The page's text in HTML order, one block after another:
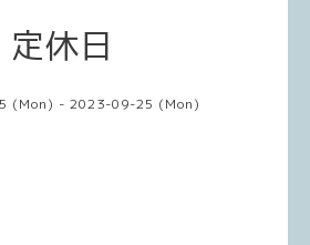
定休日
(Mon) - 2023-09-25 (Mon)